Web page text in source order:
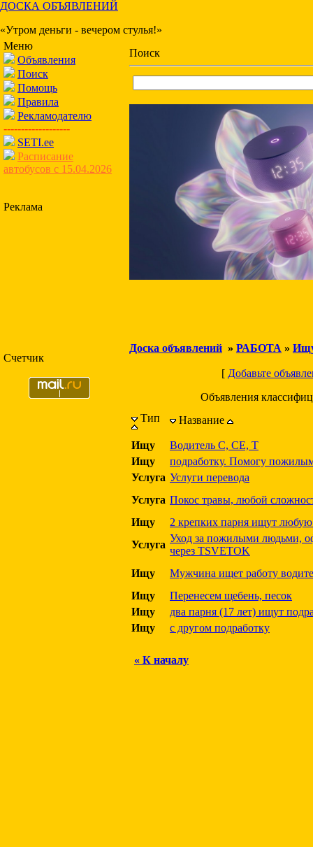
ДОСКА ОБЪЯВЛЕНИЙ
«Утром деньги - вечером стулья!»
Меню
Объявления
Поиск
Помощь
Правила
Рекламодателю
-------------------
SETI.ee
Расписание
автобусов с 15.04.2026
Реклама
Счетчик
Поиск
Доска объявлений » РАБОТА »
[ Добавьте
Объявления
Тип
Название
Ищу
Водитель С, СЕ, Т
Ищу
подработку. Помогу
Услуга Услуги перевода
Услуга Покос травы, любой
Ищу
2 крепких парня ищут любую
Услуга
Уход за пожилыми людьми,
через TSVETOK
Ищу
Мужчина ищет работу
Ищу
Перенесем щебень, песок
Ищу
два парня (17 лет) ищут
Ищу
с другом подработку
« К началу